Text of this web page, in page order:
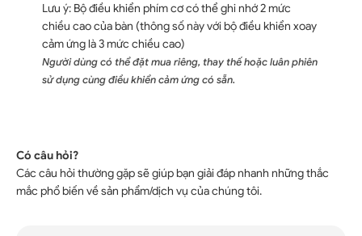
Lưu ý: Bộ điều khiển phím cơ có thể ghi nhớ 2 mức
chiều cao của bàn (thông số này với bộ điều khiển xoay
cảm ứng là 3 mức chiều cao)
Người dùng có thể đặt mua riêng, thay thế hoặc luân phiên
sử dụng cùng điều khiển cảm ứng có sẵn.
Có câu hỏi?
Các câu hỏi thường gặp sẽ giúp bạn giải đáp nhanh những thắc
mắc phổ biến về sản phẩm/dịch vụ của chúng tôi.